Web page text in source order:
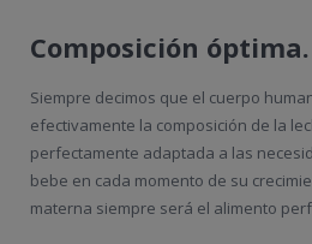
Composición óptima.
Siempre decimos que el cuerpo
efectivamente la composición de la
perfectamente adaptada a las
bebe en cada momento de su
materna siempre será el alimento